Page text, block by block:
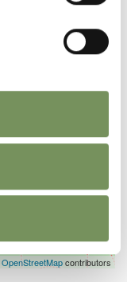
OpenStreetMapcontributors